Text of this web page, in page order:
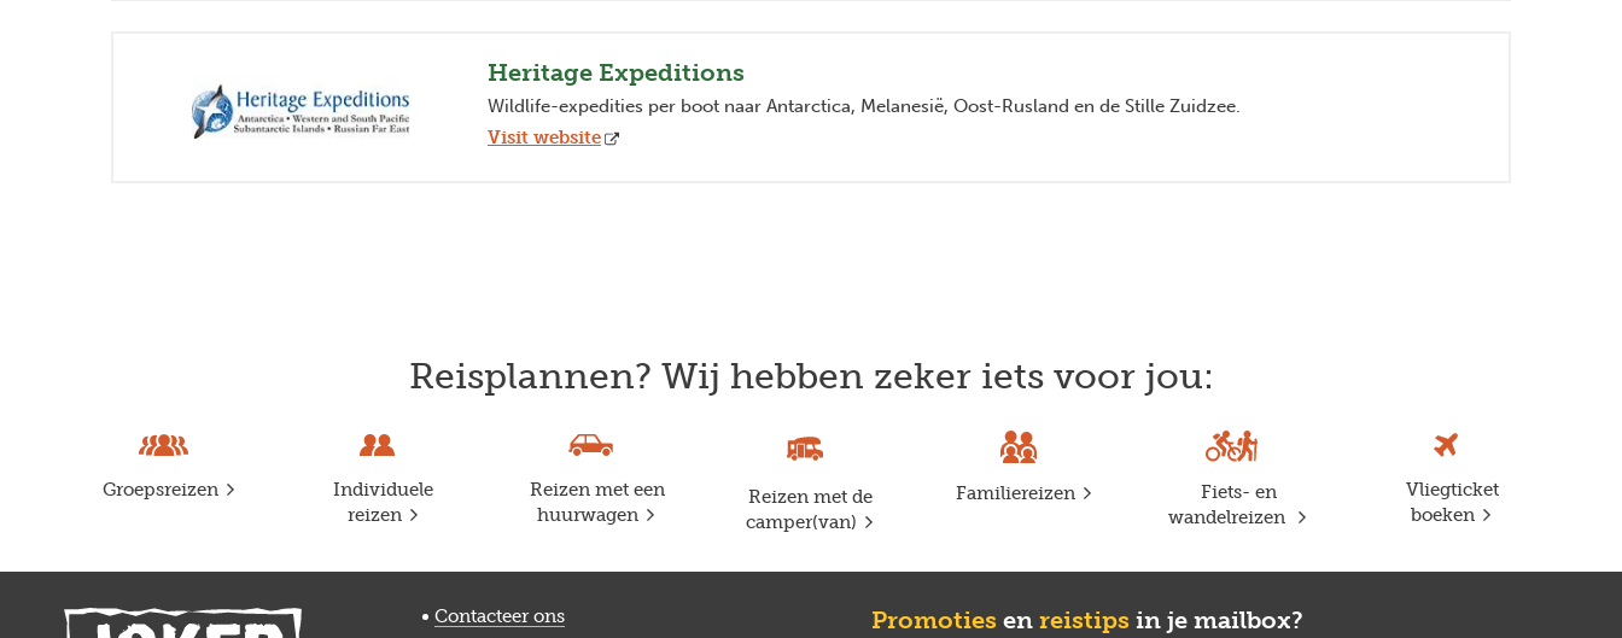
Heritage Expeditions
Wildlife-expedities per boot naar Antarctica, Melanesië, Oost-Rusland en de Stille Zuidzee.
Visit website
Reisplannen? Wij hebben zeker iets voor jou:
Groepsreizen
Individuele
reizen
Reizen met een
huurwagen
Reizen met de
camper(van)
Familiereizen
Fiets- en
wandelreizen
Vliegticket
boeken
Contacteer ons
Promoties en reistips in je mailbox?